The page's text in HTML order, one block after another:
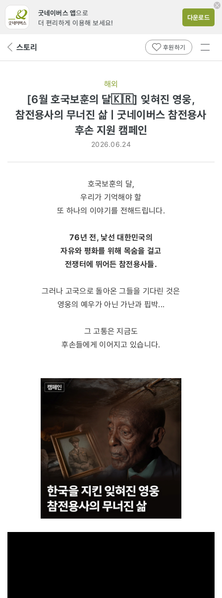
굿네이버스 앱으로
더 편리하게 이용해 보세요!
다운로드
뒤 스토리 후원하기
전체
해외
[6월 호국보훈의 달🇰🇷] 잊혀진 영웅,
참전용사의 무너진 삶ㅣ굿네이버스 참전용사
후손 지원 캠페인
2026.06.24
호국보훈의 달,
우리가 기억해야 할
또 하나의 이야기를 전해드립니다.
76년 전, 낯선 대한민국의
자유와 평화를 위해 목숨을 걸고
전쟁터에 뛰어든 참전용사들.
그러나 고국으로 돌아온 그들을 기다린 것은
영웅의 예우가 아닌 가난과 핍박...
그 고통은 지금도
후손들에게 이어지고 있습니다.